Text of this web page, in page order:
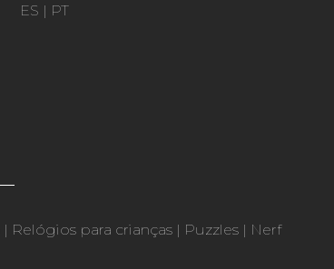
ES | PT
| Relógios para crianças | Puzzles | Nerf